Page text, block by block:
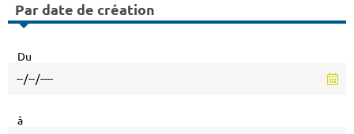
Par date de création
Du
à